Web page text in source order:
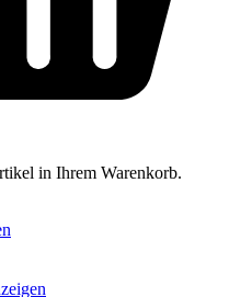
in Ihrem Warenkorb.